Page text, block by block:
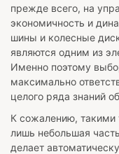
прежде всего, на
экономичность и
шины и колесные
являются одним из
Именно поэтому
максимально
целого ряда знаний
К сожалению, такими
лишь небольшая
делает